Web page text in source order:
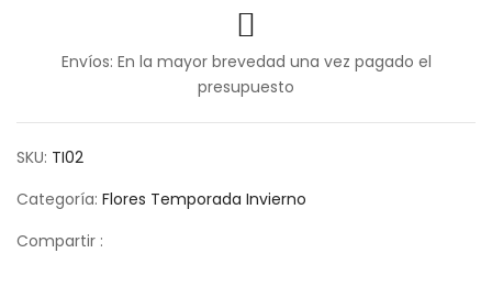
Envíos: En la mayor brevedad una vez pagado el
presupuesto
SKU: TI02
Categoría: Flores Temporada Invierno
Compartir :